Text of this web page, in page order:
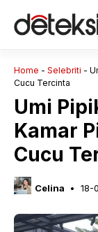
Home - Selebriti -
Cucu Tercinta
Umi
Kamar
Cucu
Celina 18-